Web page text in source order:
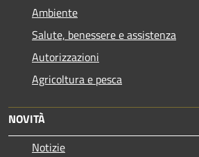
Ambiente
Salute, benessere e assistenza
Autorizzazioni
Agricoltura e pesca
NOVITÀ
Notizie